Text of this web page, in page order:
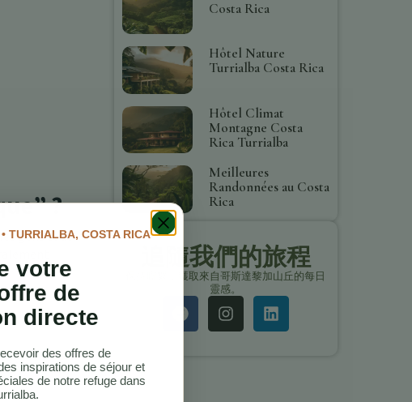
?
gens tout
:
mis sur
Costa Rica
Hôtel Nature
Turrialba Costa Rica
Hôtel Climat
Montagne Costa
Rica Turrialba
Meilleures
Randonnées au Costa
Rica
追隨我們的旅程
保持聯繫，獲取來自哥斯達黎加山丘的每日
靈感。
TURRIALBA, COSTA RICA
votre
de
directe
des offres de
inspirations de séjour et
de notre refuge dans